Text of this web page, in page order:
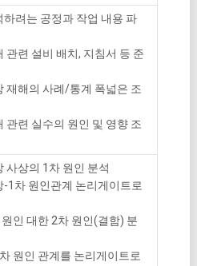
하려는 공정과 작업 내용 파
관련 설비 배치, 지침서 등 준
재해의 사례/통계 폭넓은 조
관련 실수의 원인 및 영향 조
사상의 1차 원인 분석
-1차 원인관계 논리게이트로
인 대한 2차 원인(결함) 분
원인 관계를 논리게이트로